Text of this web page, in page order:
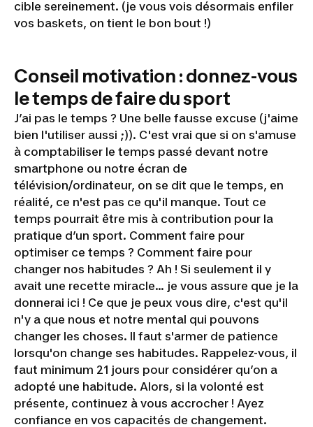
cible sereinement. (je vous vois désormais enfiler
vos baskets, on tient le bon bout !)
Conseil motivation : donnez-vous
le temps de faire du sport
J’ai pas le temps ? Une belle fausse excuse (j'aime
bien l'utiliser aussi ;)). C'est vrai que si on s'amuse
à comptabiliser le temps passé devant notre
smartphone ou notre écran de
télévision/ordinateur, on se dit que le temps, en
réalité, ce n'est pas ce qu'il manque. Tout ce
temps pourrait être mis à contribution pour la
pratique d’un sport. Comment faire pour
optimiser ce temps ? Comment faire pour
changer nos habitudes ? Ah ! Si seulement il y
avait une recette miracle… je vous assure que je la
donnerai ici ! Ce que je peux vous dire, c'est qu'il
n'y a que nous et notre mental qui pouvons
changer les choses. Il faut s'armer de patience
lorsqu'on change ses habitudes. Rappelez-vous, il
faut minimum 21 jours pour considérer qu’on a
adopté une habitude. Alors, si la volonté est
présente, continuez à vous accrocher ! Ayez
confiance en vos capacités de changement.